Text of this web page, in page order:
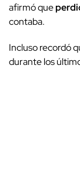
afirmó que
contaba.
Incluso recordó
durante los